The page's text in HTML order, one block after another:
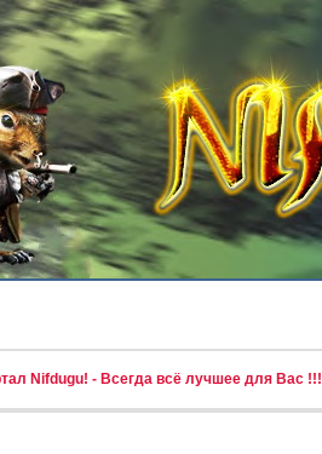
Nifdugu! - Всегда всё лучшее для Вас !!!